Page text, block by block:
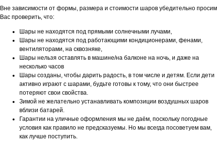
Вне зависимости от формы, размера и стоимости шаров убедительно просим
Вас проверить, что:
Шары не находятся под прямыми солнечными лучами,
Шары не находятся под работающими кондиционерами, фенами,
вентиляторами, на сквозняке,
Шары нельзя оставлять в машине/на балконе на ночь, и даже на
несколько часов
Шары созданы, чтобы дарить радость, в том числе и детям. Если дети
активно играют с шарами, будьте готовы к тому, что они быстрее
потеряют свои свойства.
Зимой не желательно устанавливать композиции воздушных шаров
вблизи батарей.
Гарантии на уличные оформления мы не даём, поскольку погодные
условия как правило не предсказуемы. Но мы всегда посоветуем вам,
как лучше поступить.